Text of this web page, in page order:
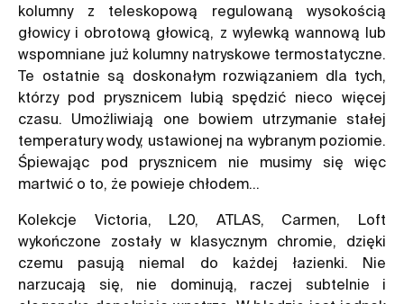
kolumny z teleskopową regulowaną wysokością
głowicy i obrotową głowicą, z wylewką wannową lub
wspomniane już kolumny natryskowe termostatyczne.
Te ostatnie są doskonałym rozwiązaniem dla tych,
którzy pod prysznicem lubią spędzić nieco więcej
czasu. Umożliwiają one bowiem utrzymanie stałej
temperatury wody, ustawionej na wybranym poziomie.
Śpiewając pod prysznicem nie musimy się więc
martwić o to, że powieje chłodem…
Kolekcje Victoria, L20, ATLAS, Carmen, Loft
wykończone zostały w klasycznym chromie, dzięki
czemu pasują niemal do każdej łazienki. Nie
narzucają się, nie dominują, raczej subtelnie i